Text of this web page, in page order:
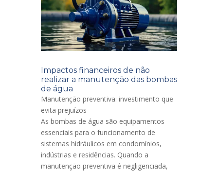
Impactos financeiros de não
realizar a manutenção das bombas
de água
Manutenção preventiva: investimento que
evita prejuízos
As bombas de água são equipamentos
essenciais para o funcionamento de
sistemas hidráulicos em condomínios,
indústrias e residências. Quando a
manutenção preventiva é negligenciada,